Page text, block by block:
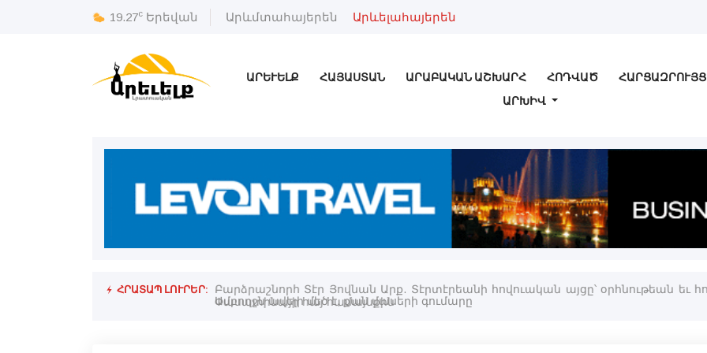
19.27c Երեվան Արևմտահայերեն Արևելահայերեն
ԱՐԵՒԵԼՔ ՀԱՅԱՍՏԱՆ ԱՐԱԲԱԿԱՆ ԱՇԽԱՐՀ ՀՈԴՎԱԾ
ՀԱՐՑԱԶՐՈՒՅՑ
ԱՐԽԻՎ
ՀՐԱՏԱՊ ԼՈՒՐԵՐ:
Բարձրաշնորհ Տէր Յովնան Արք. Տէրտէրեանի հովուական այցը՝ օրհնութեան եւ
Փասատինայի հայ համայնքին